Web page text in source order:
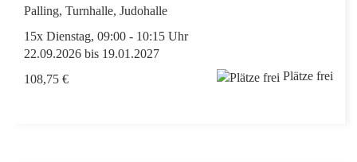
Palling, Turnhalle, Judohalle
15x Dienstag, 09:00 - 10:15 Uhr
22.09.2026 bis 19.01.2027
108,75 €
Plätze frei